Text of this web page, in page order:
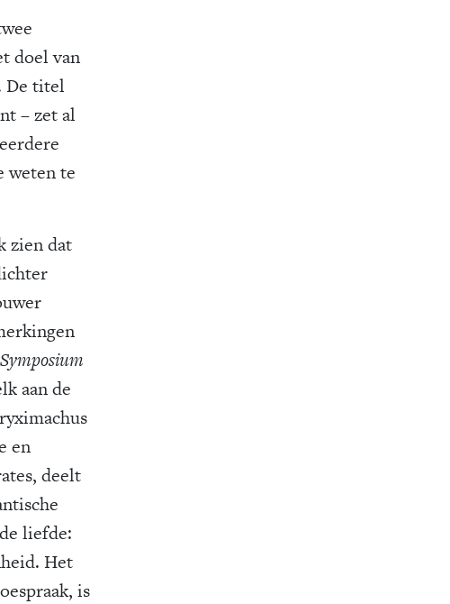
doel van
De titel
– zet al
weten te
zien dat
Symposium
aan de
en
deelt
liefde:
Het
is